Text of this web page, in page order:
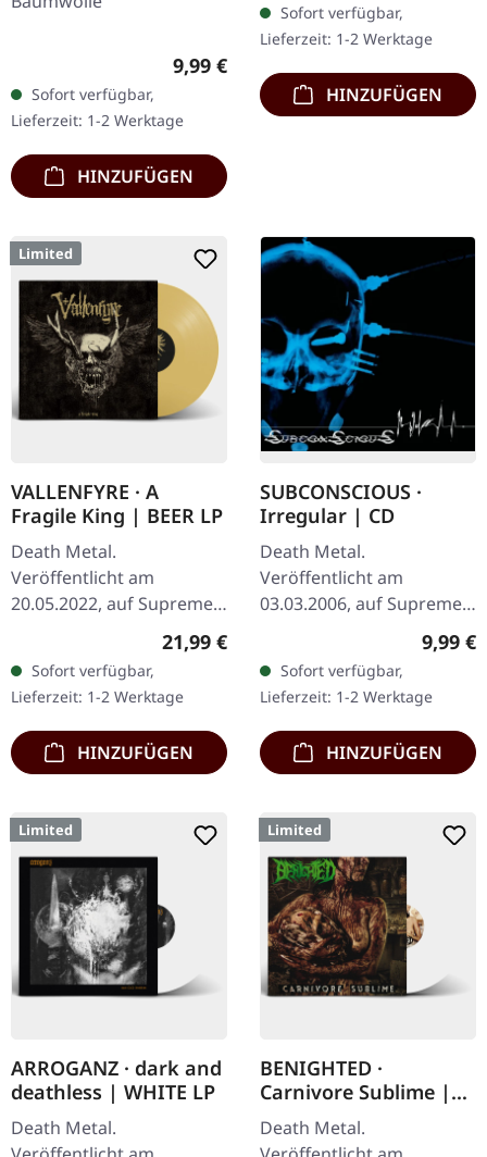
Regulärer Preis:
9,99 €
Sofort verfügbar,
Lieferzeit: 1-2 Werktage
HINZUFÜGEN
exklusives Transparent
Rot/Schwarz/Weiß…
Sofort verfügbar,
Lieferzeit: 1-2 Werktage
HINZUFÜGEN
Limited
VALLENFYRE · A
Fragile King | BEER LP
Death Metal.
Veröffentlicht am
20.05.2022, auf Supreme
Transparent Beige/Bier
180g Vinyl mit Insert im
schweren, matten Cover.…
Regulärer Preis:
21,99 €
Sofort verfügbar,
Lieferzeit: 1-2 Werktage
HINZUFÜGEN
SUBCONSCIOUS ·
Irregular | CD
Death Metal.
Veröffentlicht am
03.03.2006, auf Supreme
Chaos Records. CD im
Jewelcase mit 8-seitigem
Booklet. Subconscious
liefern mit "Irregular"…
9,99 €
Sofort verfügbar,
Lieferzeit: 1-2 Werktage
HINZUFÜGEN
Limited
ARROGANZ · dark and
deathless | WHITE LP
Death Metal.
Limited
BENIGHTED ·
Carnivore Sublime |
WHITE LP
Death Metal.